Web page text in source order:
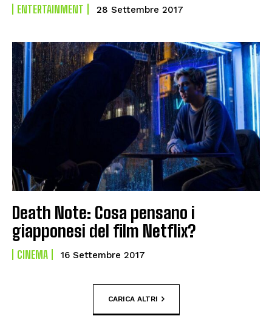
ENTERTAINMENT 28 Settembre 2017
Death Note: Cosa pensano i
giapponesi del film Netflix?
CINEMA 16 Settembre 2017
CARICA ALTRI